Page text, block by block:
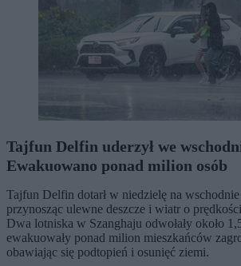
Tajfun Delfin uderzył we
Ewakuowano ponad milion osób
Tajfun Delfin dotarł w niedzielę na
przynosząc ulewne deszcze i wiatr o
Dwa lotniska w Szanghaju odwołały około
ewakuowały ponad milion mieszkańców
obawiając się podtopień i osunięć ziemi.